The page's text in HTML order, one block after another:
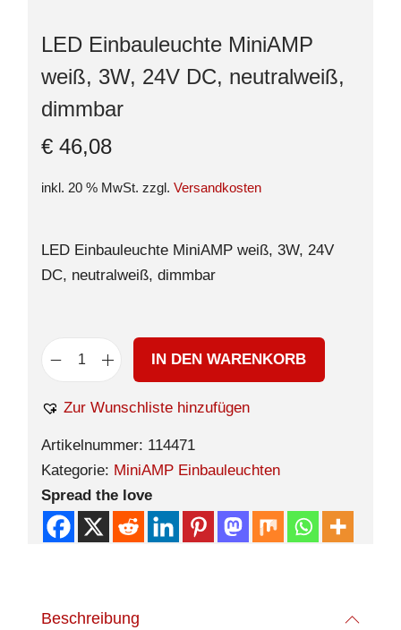
LED Einbauleuchte MiniAMP
weiß, 3W, 24V DC, neutralweiß,
dimmbar
€ 46,08
inkl. 20 % MwSt. zzgl. Versandkosten
LED Einbauleuchte MiniAMP weiß, 3W, 24V
DC, neutralweiß, dimmbar
IN DEN WARENKORB
Zur Wunschliste hinzufügen
Artikelnummer: 114471
Kategorie: MiniAMP Einbauleuchten
Spread the love
Beschreibung